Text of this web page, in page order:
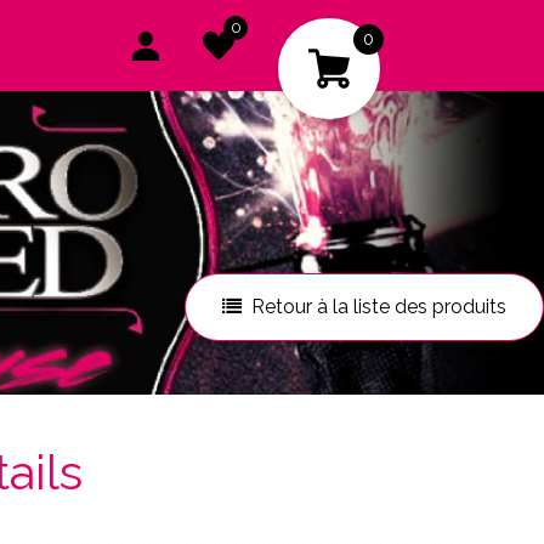
0
0
Retour à la liste des produits